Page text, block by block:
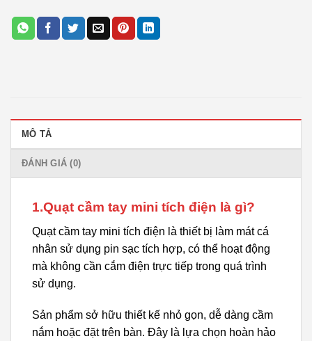
MÔ TẢ
ĐÁNH GIÁ (0)
1.Quạt cầm tay mini tích điện là gì?
Quạt cầm tay mini tích điện là thiết bị làm mát cá
nhân sử dụng pin sạc tích hợp, có thể hoạt động
mà không cần cắm điện trực tiếp trong quá trình
sử dụng.
Sản phẩm sở hữu thiết kế nhỏ gọn, dễ dàng cầm
nắm hoặc đặt trên bàn. Đây là lựa chọn hoàn hảo